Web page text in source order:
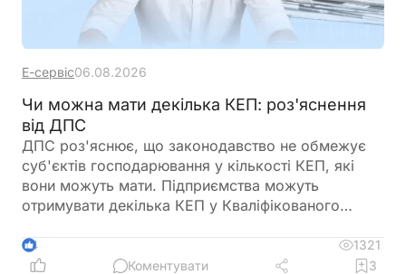
Е-сервіс06.08.2026
Чи можна мати декілька КЕП: роз'яснення
від ДПС
ДПС роз'яснює, що законодавство не обмежує
суб'єктів господарювання у кількості КЕП, які
вони можуть мати. Підприємства можуть
отримувати декілька КЕП у Кваліфікованого
України
4
1321
Коментувати
3